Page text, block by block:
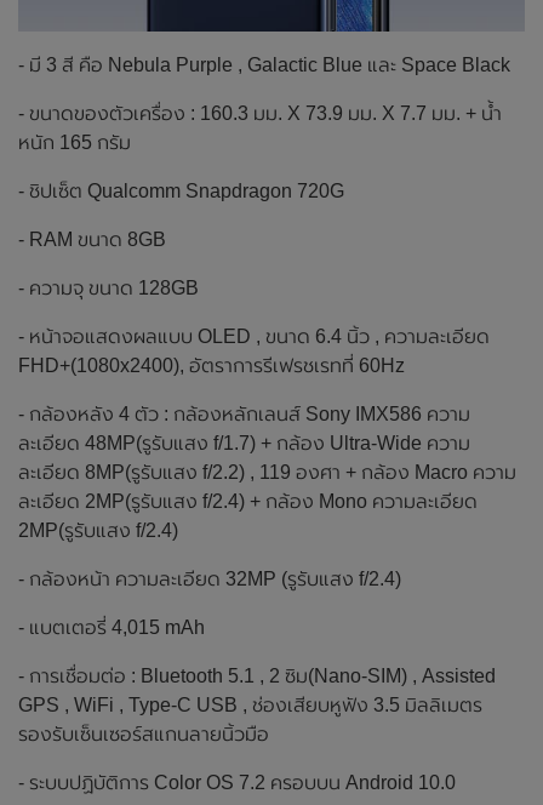
- มี 3 สี คือ Nebula Purple , Galactic Blue และ Space Black
- ขนาดของตัวเครื่อง : 160.3 มม. X 73.9 มม. X 7.7 มม. + น้ำ
หนัก 165 กรัม
- ชิปเซ็ต Qualcomm Snapdragon 720G
- RAM ขนาด 8GB
- ความจุ ขนาด 128GB
- หน้าจอแสดงผลแบบ OLED , ขนาด 6.4 นิ้ว , ความละเอียด
FHD+(1080x2400), อัตราการรีเฟรชเรทที่ 60Hz
- กล้องหลัง 4 ตัว : กล้องหลักเลนส์ Sony IMX586 ความ
ละเอียด 48MP(รูรับแสง f/1.7) + กล้อง Ultra-Wide ความ
ละเอียด 8MP(รูรับแสง f/2.2) , 119 องศา + กล้อง Macro ความ
ละเอียด 2MP(รูรับแสง f/2.4) + กล้อง Mono ความละเอียด
2MP(รูรับแสง f/2.4)
- กล้องหน้า ความละเอียด 32MP (รูรับแสง f/2.4)
- แบตเตอรี่ 4,015 mAh
- การเชื่อมต่อ : Bluetooth 5.1 , 2 ซิม(Nano-SIM) , Assisted
GPS , WiFi , Type-C USB , ช่องเสียบหูฟัง 3.5 มิลลิเมตร
รองรับเซ็นเซอร์สแกนลายนิ้วมือ
- ระบบปฏิบัติการ Color OS 7.2 ครอบบน Android 10.0